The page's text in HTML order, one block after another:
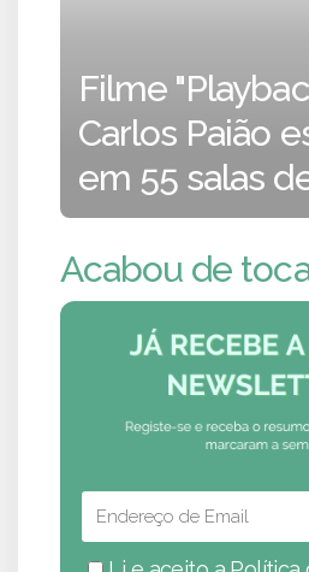
Filme
Carlos Paião
em 55 salas
Acabou de